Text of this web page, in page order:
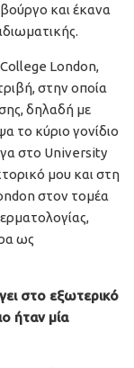
και έκανα
College London,
στην οποία
δηλαδή με
το κύριο γονίδιο
στο University
μου και στη
στον τομέα
ως
στο εξωτερικό
ήταν μία